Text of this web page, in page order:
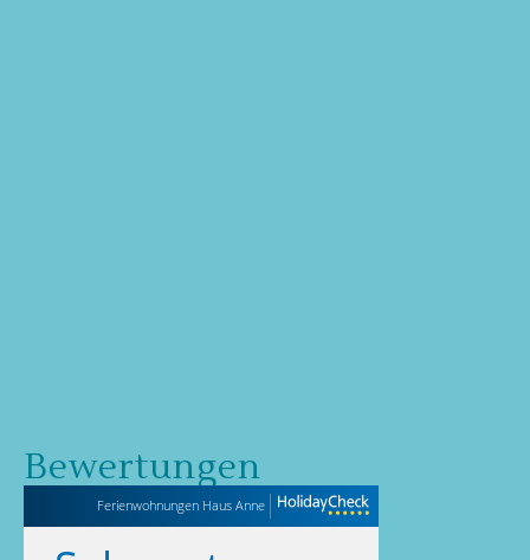
Bewertungen
Ferienwohnungen Haus Anne